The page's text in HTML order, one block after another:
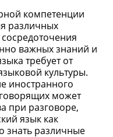
компетенции
различных
важных знаний и
требует от
культуры.
иностранного
может
при разговоре,
язык как
различные